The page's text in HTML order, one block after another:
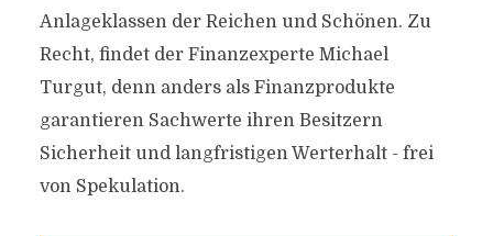
Anlageklassen der Reichen und Schönen. Zu
Recht, findet der Finanzexperte Michael
Turgut, denn anders als Finanzprodukte
garantieren Sachwerte ihren Besitzern
Sicherheit und langfristigen Werterhalt - frei
von Spekulation.